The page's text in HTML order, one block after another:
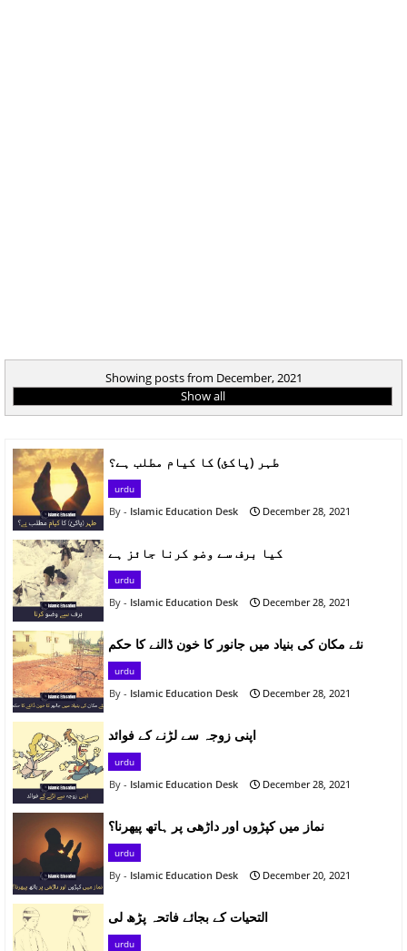
Showing posts from December, 2021
Show all
طہر (پاکئ) کا کیام مطلب ہے؟
urdu
Islamic Education Desk December 28, 2021
کیا برف سے وضو کرنا جائز ہے
urdu
Islamic Education Desk December 28, 2021
نئے مکان کی بنیاد میں جانور کا خون ڈالنے کا حکم
urdu
Islamic Education Desk December 28, 2021
اپنی زوجہ سے لڑنے کے فوائد
urdu
Islamic Education Desk December 28, 2021
نماز میں کپڑوں اور داڑھی پر ہاتھ پیھرنا؟
urdu
Islamic Education Desk December 20, 2021
التحیات کے بجائے فاتحہ پڑھ لی
urdu